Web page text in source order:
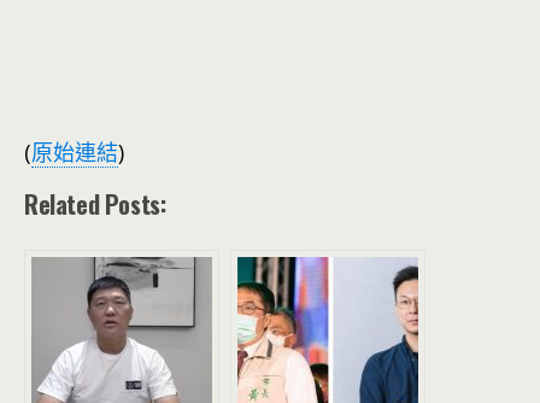
(原始連結)
Related Posts: